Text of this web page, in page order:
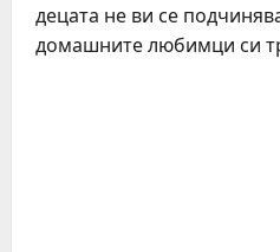
децата не ви се
домашните любимци си